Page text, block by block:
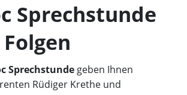
Sprechstunde
Sprechstundegeben Ihnen
Rüdiger Krethe und